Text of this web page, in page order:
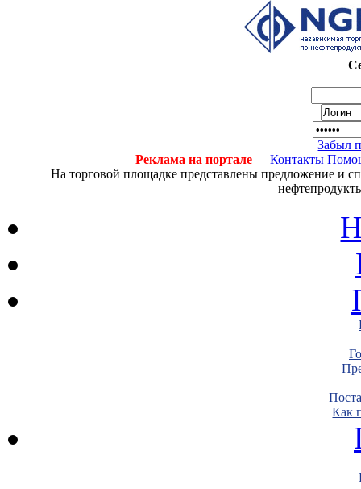
Забыл
Реклама на портале
Контакты
На торговой площадке представлены предложение и
Как